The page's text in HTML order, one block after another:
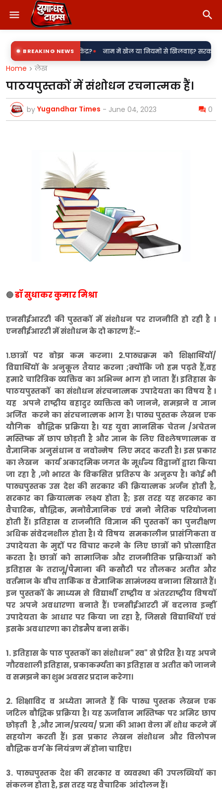
BREAKING NEWS
बिजली उपकेंद्र?• नाम में खेल या नियमों से खिलवाड़? सरकारी शिलापट्टों
Home लेख
पाठयपुस्तकों में संशोधन रचनात्मक हैं।
by Yugandhar Times - June 04, 2023 0
🔵डॉ सुधाकर कुमार मिश्रा
एनसीईआरटी की पुस्तकों में संशोधन पर राजनीति हो रही है ।
एनसीईआरटी में संशोधन के दो कारण हैं:-
१.छात्रों पर बोझ कम करना। 2.पाठ्यक्रम को शिक्षार्थियों/
विद्यार्थियों के अनुकूल तैयार करना ;क्योंकि जो हम पढ़ते हैं,वह
हमारे चारित्रिक व्यक्तिव का अभिन्न भाग हो जाता हैं। इतिहास के
पाठयपुस्तकों का संशोधन संरचनात्मक उपादेयता का विषय है ।
यह अपने राष्ट्रीय बहादुर व्यक्तित्व को जानने, समझने व ज्ञान
अर्जित करने का संरचनात्मक भाग है। पाठ्य पुस्तक लेखन एक
यौगिक बौद्धिक प्रक्रिया है। यह युवा मानसिक चेतन /अचेतन
मस्तिष्क में छाप छोड़ती है और ज्ञान के लिए विश्लेषणात्मक व
वैज्ञानिक अनुसंधान व नवोन्मेष लिए मदद करती है। इस प्रकार
का लेखन कार्य अकादमिक जगत के मूर्धन्य विद्वानों द्वारा किया
जा रहा है ,जो भारत के विकसित प्रतिरूप के अनुरूप है। कोई भी
पाठ्यपुस्तक उस देश की सरकार की क्रियात्मक अर्जन होती है,
सरकार का क्रियात्मक लक्ष्य होता है; इस तरह यह सरकार का
वैचारिक, बौद्धिक, मनोवैज्ञानिक एवं मनो नैतिक परियोजना
होती हैं। इतिहास व राजनीति विज्ञान की पुस्तकों का पुनरीक्षण
अधिक संवेदनशील होता है। ये विषय समकालीन प्रासंगिकता व
उपादेयता के मुद्दों पर विचार करने के लिए छात्रों को प्रोत्साहित
करता है। छात्रों को सामाजिक और राजनीतिक प्रक्रियाओं को
इतिहास के तराजू/पैमाना की कसौटी पर तौलकर अतीत और
वर्तमान के बीच तार्किक व वैज्ञानिक सामंजस्य बनाना सिखाते हैं।
इन पुस्तकों के माध्यम से विद्यार्थी राष्ट्रीय व अंतरराष्ट्रीय विषयों
पर अपने अवधारणा बनाते हैं। एनसीईआरटी में बदलाव इन्हीं
उपादेयता के आधार पर किया जा रहा है, जिससे विद्यार्थियों एवं
इसके अवधारणा का रोडमैप बना सकें।
1. इतिहास के पाठ पुस्तकों का संशोधन" स्व" से प्रेरित है। यह अपने
गौरवशाली इतिहास, प्रकाकर्म्यता का इतिहास व अतीत को जानने
व समझने का शुभ अवसर प्रदान करेगा।
2. शिक्षाविद व अध्येता मानते हैं कि पाठ्य पुस्तक लेखन एक
जटिल बौद्धिक प्रक्रिया है। यह ऊर्जावान मस्तिष्क पर अमिट छाप
छोड़ती है ,और ज्ञान/प्रत्यय/ प्रज्ञा की आभा वेला में शोध करने में
सहयोग करती हैं। इस प्रकार लेखन संशोधन और विलोपन
बौद्धिक वर्ग के नियंत्रण में होना चाहिए।
3. पाठ्यपुस्तक देश की सरकार व व्यवस्था की उपलब्धियों का
संकलन होता है, इस तरह यह वैचारिक आंदोलन हैं।